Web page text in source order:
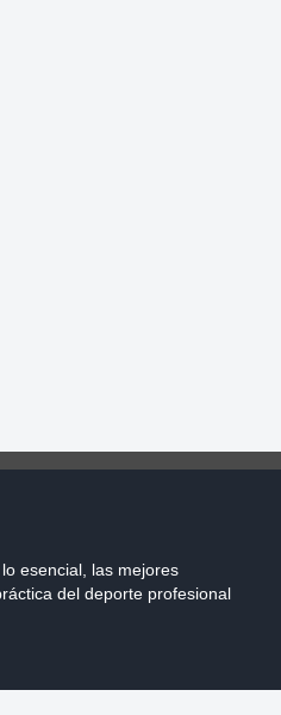
esencial, las mejores
del deporte profesional